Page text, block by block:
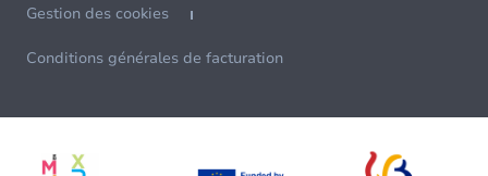
Gestion des cookies
Conditions générales de facturation